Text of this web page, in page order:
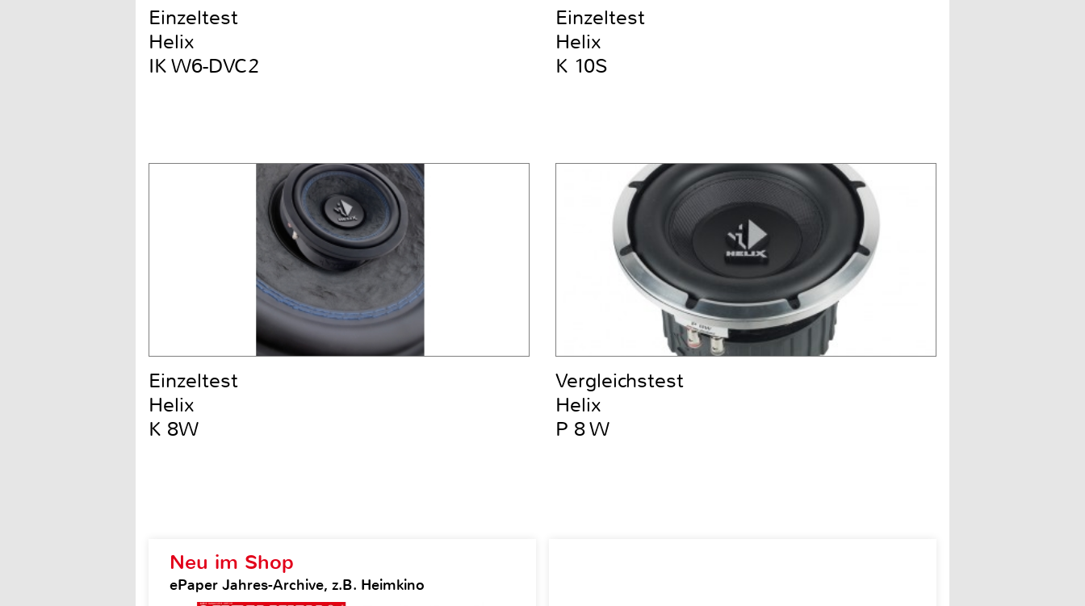
Neu im Shop
ePaper Jahres-Archive, z.B. Heimkino
Einzeltest
Helix
IK W6-DVC2
Einzeltest
Helix
K 10S
Einzeltest
Helix
K 8W
Vergleichstest
Helix
P 8 W